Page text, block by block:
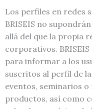
Los perfiles en redes
BRISEIS no
allá del que la propia
corporativos.
para informar a los
suscritos al perfil de
eventos, seminarios
productos, así como